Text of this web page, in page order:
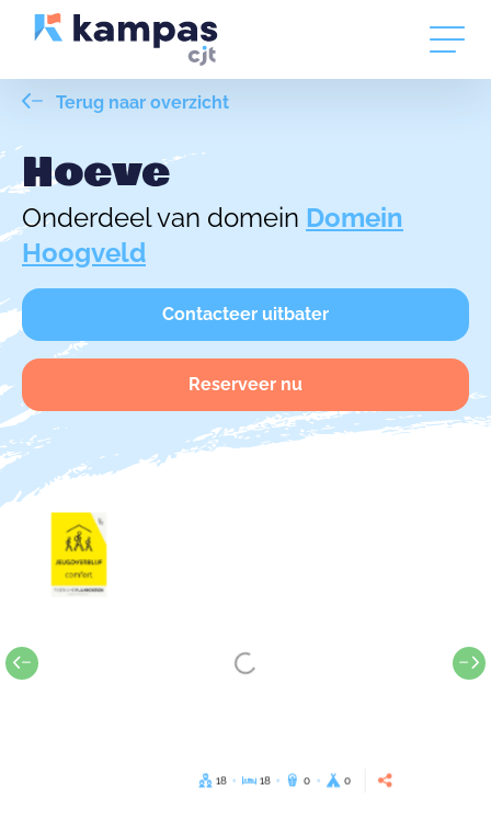
Terug naar overzicht
Hoeve
Onderdeel van domein Domein
Hoogveld
Contacteer uitbater
Reserveer nu
18 18 0 0